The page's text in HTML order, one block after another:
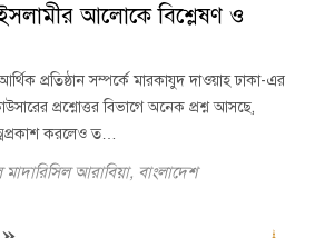
আলোকে বিশ্লেষণ ও
প্রতিষ্ঠান সম্পর্কে মারকাযুদ দাওয়াহ ঢাকা-এর
প্রশ্নোত্তর বিভাগে অনেক প্রশ্ন আসছে,
করলেও ত…
আরাবিয়া, বাংলাদেশ